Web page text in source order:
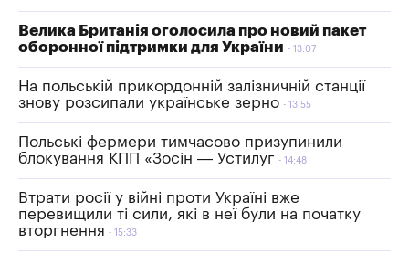
Велика Британія оголосила про новий пакет
оборонної підтримки для України
13:07
На польській прикордонній залізничній станції
знову розсипали українське зерно
13:55
Польські фермери тимчасово призупинили
блокування КПП «Зосін — Устилуг
14:48
Втрати росії у війні проти Україні вже
перевищили ті сили, які в неї були на початку
вторгнення
15:33